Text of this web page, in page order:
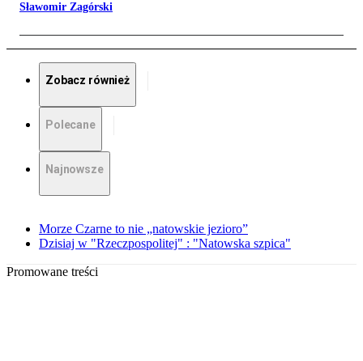
Sławomir Zagórski
Zobacz również
Polecane
Najnowsze
Morze Czarne to nie „natowskie jezioro”
Dzisiaj w "Rzeczpospolitej" : "Natowska szpica"
Promowane treści